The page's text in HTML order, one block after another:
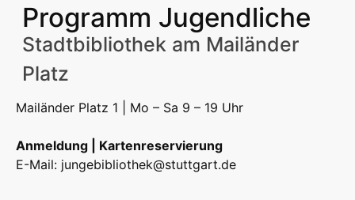
Programm Jugendliche
Stadtbibliothek am Mailänder
Platz
Mailänder Platz 1 | Mo – Sa 9 – 19 Uhr
Anmeldung | Kartenreservierung
E-Mail: jungebibliothek@stuttgart.de